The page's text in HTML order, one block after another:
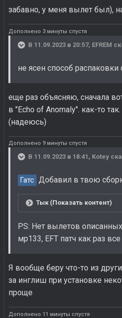
забавно, у меня вылет был),
Дополнено 3 минуты спустя
В 11.09.2023 в 20:57, EFREM
не ясен способ
еще раз объясняю, сначала
в "Echo of Anomaly". как-то
(надеюсь)
Дополнено 9 минуты спустя
В 11.09.2023 в 18:41, Kotey
Гатс Добавил в твою
Тык (Показать контент)
PS: Нет вылетов
мр133, EFT патч как раз
Я вообще беру что-то из
за инглиш при установке
проще
Дополнено 11 минуты спустя